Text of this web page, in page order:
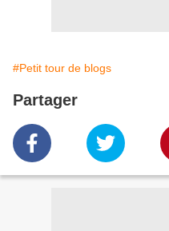
#Petit tour de blogs
Partager